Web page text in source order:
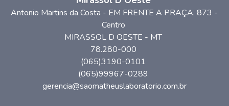
Antonio Martins da Costa - EM FRENTE A PRAÇA, 873 -
Centro
MIRASSOL D OESTE - MT
78.280-000
(065)3190-0101
(065)99967-0289
gerencia@saomatheuslaboratorio.com.br